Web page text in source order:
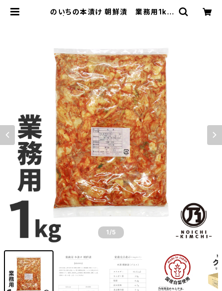
のいちの本漬け 朝鮮漬 業務用1kg
1 /5